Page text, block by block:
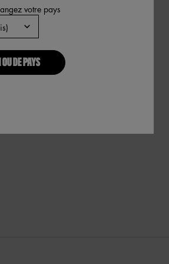
15
of 15 15 of 15
votre pays
DE PAYS